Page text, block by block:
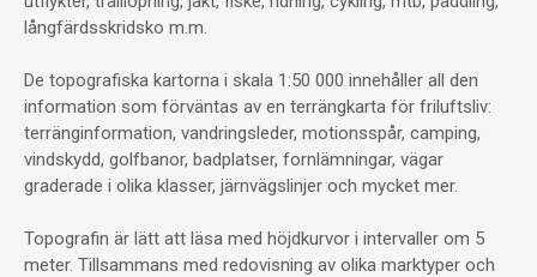
långfärdsskridsko m.m.
De topografiska kartorna i skala 1:50 000 innehåller all den
information som förväntas av en terrängkarta för friluftsliv:
terränginformation, vandringsleder, motionsspår, camping,
vindskydd, golfbanor, badplatser, fornlämningar, vägar
graderade i olika klasser, järnvägslinjer och mycket mer.
Topografin är lätt att läsa med höjdkurvor i intervaller om 5
meter. Tillsammans med redovisning av olika marktyper och